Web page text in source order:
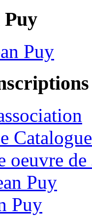
Puy
Puy
oeuvre de
Puy
Puy